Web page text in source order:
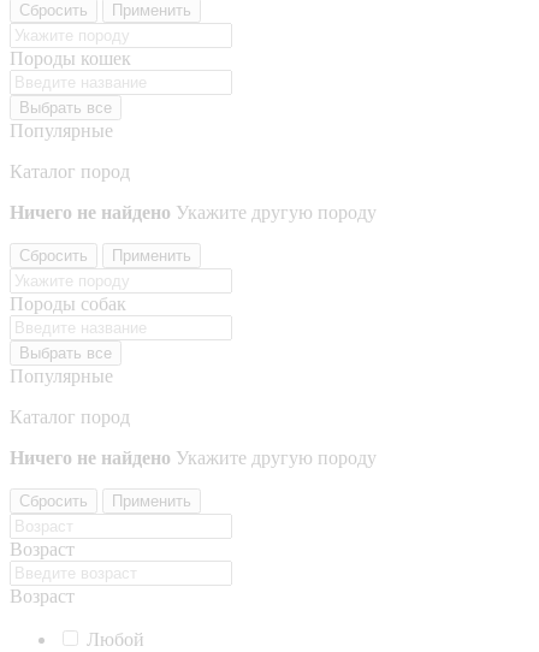
Сбросить Применить
Породы кошек
Выбрать все
Популярные
Каталог пород
Ничего не найдено Укажите другую породу
Сбросить Применить
Породы собак
Выбрать все
Популярные
Каталог пород
Ничего не найдено Укажите другую породу
Сбросить Применить
Возраст
Возраст
Любой